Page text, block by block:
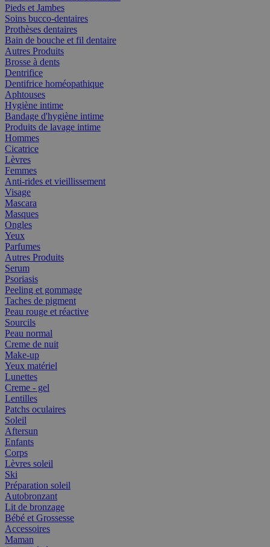
Pieds et Jambes
Soins bucco-dentaires
Prothèses dentaires
Bain de bouche et fil dentaire
Autres Produits
Brosse à dents
Dentrifice
Dentifrice homéopathique
Aphtouses
Hygiène intime
Bandage d'hygiène intime
Produits de lavage intime
Hommes
Cicatrice
Lèvres
Femmes
Anti-rides et vieillissement
Visage
Mascara
Masques
Ongles
Yeux
Parfumes
Autres Produits
Serum
Psoriasis
Peeling et gommage
Taches de pigment
Peau rouge et réactive
Sourcils
Peau normal
Creme de nuit
Make-up
Yeux matériel
Lunettes
Creme - gel
Lentilles
Patchs oculaires
Soleil
Aftersun
Enfants
Corps
Lèvres soleil
Ski
Préparation soleil
Autobronzant
Lit de bronzage
Bébé et Grossesse
Accessoires
Maman